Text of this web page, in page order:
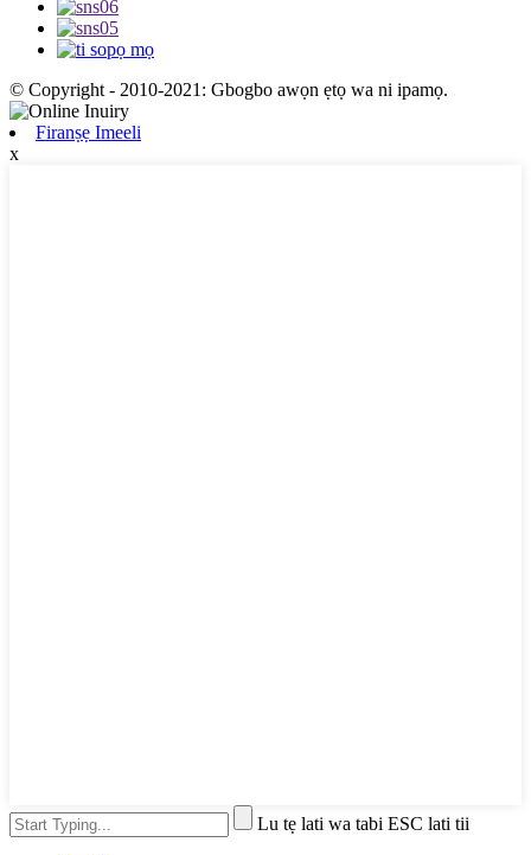
© Copyright - 2010-2021: Gbogbo awọn ẹtọ wa ni ipamọ.
Firanṣẹ Imeeli
x
Lu tẹ lati wa tabi ESC lati tii